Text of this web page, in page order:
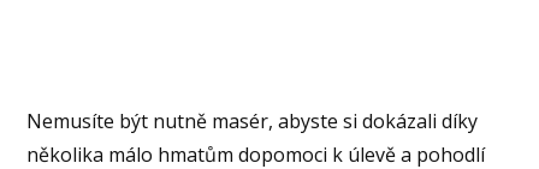
Nemusíte být nutně masér, abyste si dokázali díky
několika málo hmatům dopomoci k úlevě a pohodlí